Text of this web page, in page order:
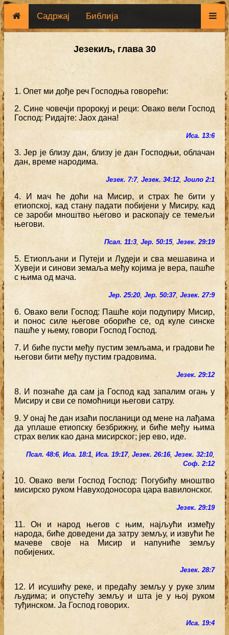
Садржај Библија
Језекиљ, глава 30
1. Опет ми дође реч Господња говорећи:
2. Сине човечји пророкуј и реци: Овако вели Господ
Господ: Ридајте: Јаох дана!
Иса. 13:6
3. Јер је близу дан, близу је дан Господњи, облачан
дан, време народима.
Језек. 7:7, Језек. 34:12, Јоило 2:1
4. И мач ће доћи на Мисир, и страх ће бити у
етиопској, кад стану падати побијени у Мисиру, кад
се зароби мноштво његово и раскопају се темељи
његови.
Псал. 11:3, Јер. 50:15, Језек. 29:19
5. Етиопљани и Путеји и Лудеји и сва мешавина и
Хувеји и синови земаља међу којима је вера, пашће
с њима од мача.
Јер. 25:20, Јер. 50:37, Језек. 27:9
6. Овако вели Господ: Пашће који подупиру Мисир,
и понос силе његове обориће се, од куле синске
пашће у њему, говори Господ Господ.
7. И биће пусти међу пустим земљама, и градови ће
његови бити међу пустим градовима.
Језек. 29:12
8. И познаће да сам ја Господ кад запалим огањ у
Мисиру и сви се помоћници његови сатру.
9. У онај ће дан изаћи посланици од мене на лађама
да уплаше етиопску безбрижну, и биће међу њима
страх велик као дана мисирског; јер ево, иде.
Псал. 48:6, Иса. 18:1, Иса. 19:17, Језек. 26:16, Језек. 32:10,
Соф. 2:12
10. Овако вели Господ Господ: Погубићу мноштво
мисирско руком Навуходоносора цара вавилонског.
Језек. 29:19
11. Он и народ његов с њим, најљући између
народа, биће доведени да затру земљу, и извући ће
мачеве своје на Мисир и напуниће земљу
побијених.
Језек. 28:7
12. И исушићу реке, и предаћу земљу у руке злим
људима; и опустећу земљу и шта је у њој руком
туђинском. Ја Господ говорих.
Иса. 19:4